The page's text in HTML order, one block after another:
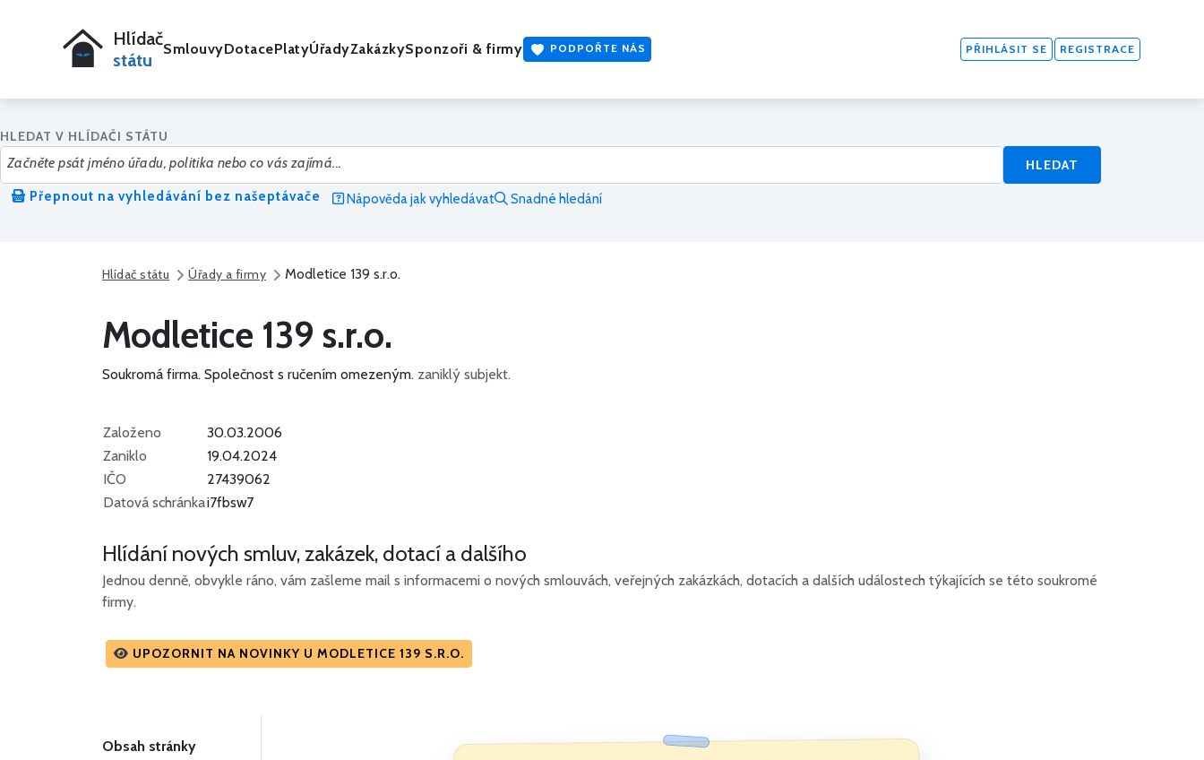
Hlídač
státu
SmlouvyDotacePlatyÚřadyZakázkySponzoři & firmy PODPOŘTE NÁS PŘIHLÁSIT SE REGISTRACE
HLEDAT V HLÍDAČI STÁTU
HLEDAT
Přepnout na vyhledávání bez našeptávače
Nápověda jak vyhledávat Snadné hledání
Hlídač státu Úřady a firmy Modletice 139 s.r.o.
Modletice 139 s.r.o.
Soukromá firma. Společnost s ručením omezeným. zaniklý subjekt.
Založeno
30.03.2006
Zaniklo
19.04.2024
IČO
27439062
Datová schránkai7fbsw7
Hlídání nových smluv, zakázek, dotací a dalšího
Jednou denně, obvykle ráno, vám zašleme mail s informacemi o nových smlouvách, veřejných zakázkách, dotacích a dalších událostech týkajících se této soukromé
firmy.
UPOZORNIT NA NOVINKY U MODLETICE 139 S.R.O.
Obsah stránky